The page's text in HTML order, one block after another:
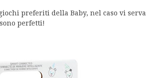
preferiti della Baby, nel caso vi
perfetti!